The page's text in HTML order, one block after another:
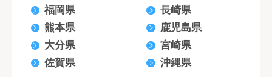
福岡県
長崎県
熊本県
鹿児島県
大分県
宮崎県
佐賀県
沖縄県